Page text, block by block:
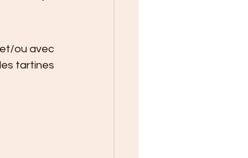
ou avec
tartines